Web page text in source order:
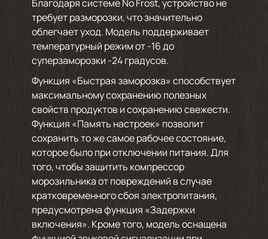
Благодаря системе No Frost, устройство не
требует разморозки, что значительно
облегчает уход. Модель поддерживает
температурный режим от -16 до
суперзаморозки -24 градусов.
Функция «Быстрая заморозка» способствует
максимальному сохранению полезных
свойств продуктов и сохранению свежести.
Функция «Память настроек» позволит
сохранить то же самое рабочее состояние,
которое было при отключении питания. Для
того, чтобы защитить компрессор
морозильника от повреждений в случае
кратковременного сбоя электропитания,
предусмотрена функция «Задержки
включения». Кроме того, модель оснащена